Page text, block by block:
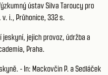
ústav Silva Taroucy pro
i., Průhonice, 332 s.
jeskyní, jejich provoz, údržba a
Praha.
- In: Mackovčin P. a Sedláček